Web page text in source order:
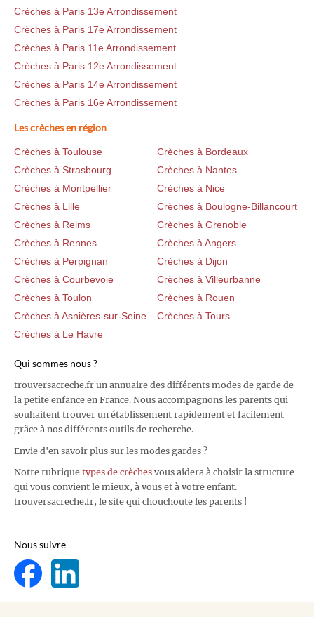
Crèches à Paris 13e Arrondissement
Crèches à Paris 17e Arrondissement
Crèches à Paris 11e Arrondissement
Crèches à Paris 12e Arrondissement
Crèches à Paris 14e Arrondissement
Crèches à Paris 16e Arrondissement
Les crèches en région
Crèches à Toulouse
Crèches à Bordeaux
Crèches à Strasbourg
Crèches à Nantes
Crèches à Montpellier
Crèches à Nice
Crèches à Lille
Crèches à Boulogne-Billancourt
Crèches à Reims
Crèches à Grenoble
Crèches à Rennes
Crèches à Angers
Crèches à Perpignan
Crèches à Dijon
Crèches à Courbevoie
Crèches à Villeurbanne
Crèches à Toulon
Crèches à Rouen
Crèches à Asnières-sur-Seine
Crèches à Tours
Crèches à Le Havre
Qui sommes nous ?
trouversacreche.fr un annuaire des différents modes de garde de
la petite enfance en France. Nous accompagnons les parents qui
souhaitent trouver un établissement rapidement et facilement
grâce à nos différents outils de recherche.
Envie d'en savoir plus sur les modes gardes ?
Notre rubrique types de crèches vous aidera à choisir la structure
qui vous convient le mieux, à vous et à votre enfant.
trouversacreche.fr, le site qui chouchoute les parents !
Nous suivre